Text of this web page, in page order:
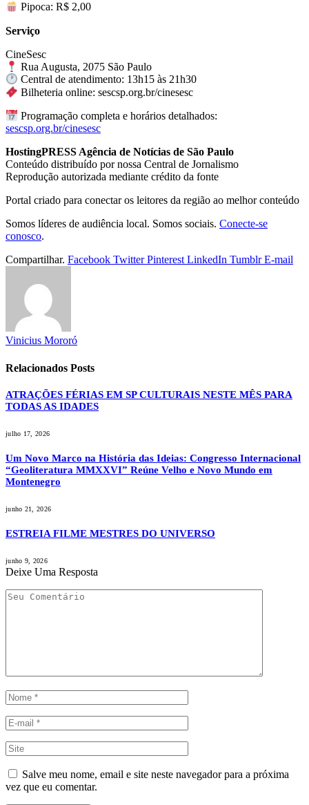
Pipoca: R$ 2,00
Serviço
CineSesc
Rua Augusta, 2075 São Paulo
Central de atendimento: 13h15 às 21h30
Bilheteria online: sescsp.org.br/cinesesc
Programação completa e horários detalhados:
sescsp.org.br/cinesesc
HostingPRESS Agência de Notícias de São Paulo
Conteúdo distribuído por nossa Central de Jornalismo
Reprodução autorizada mediante crédito da fonte
Portal criado para conectar os leitores da região ao melhor conteúdo
Somos líderes de audiência local. Somos sociais. Conecte-se
conosco.
Compartilhar. Facebook Twitter Pinterest LinkedIn Tumblr E-mail
Vinicius Mororó
Relacionados Posts
ATRAÇÕES FÉRIAS EM SP CULTURAIS NESTE MÊS PARA
TODAS AS IDADES
julho 17, 2026
Um Novo Marco na História das Ideias: Congresso Internacional
“Geoliteratura MMXXVI” Reúne Velho e Novo Mundo em
Montenegro
junho 21, 2026
ESTREIA FILME MESTRES DO UNIVERSO
junho 9, 2026
Deixe Uma Resposta
Salve meu nome, email e site neste navegador para a próxima
vez que eu comentar.